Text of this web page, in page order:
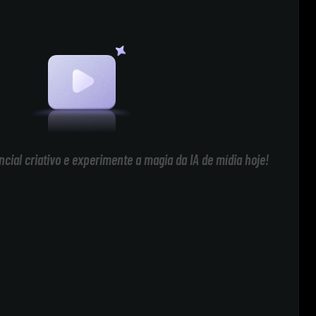
criativo e experimente a magia da IA de mídia hoje!